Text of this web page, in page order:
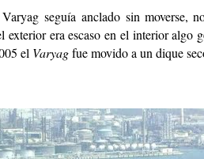
seguía anclado sin moverse,
exterior era escaso en el interior algo
el Varyagfue movido a un dique